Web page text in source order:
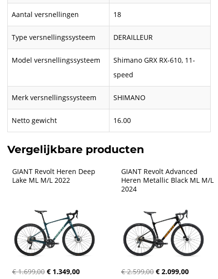
Aantal versnellingen 18
Type versnellingssysteem DERAILLEUR
Model versnellingssysteem
Shimano GRX RX-610, 11-
speed
Merk versnellingssysteem SHIMANO
Netto gewicht 16.00
Vergelijkbare producten
GIANT Revolt Heren Deep
Lake ML M/L 2022
€ 1.699,00 € 1.349,00
GIANT Revolt Advanced
Heren Metallic Black ML M/L
2024
€ 2.599,00 € 2.099,00